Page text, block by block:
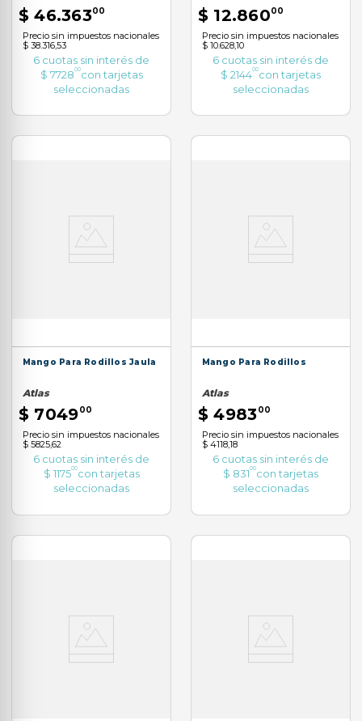
$ 46.36300
Precio sin impuestos nacionales
$ 38.316,53
6 cuotas sin interés de
$ 772800con tarjetas
seleccionadas
$ 12.86000
Precio sin impuestos nacionales
$ 10.628,10
6 cuotas sin interés de
$ 214400con tarjetas
seleccionadas
Mango Para Rodillos Jaula
Atlas
$ 704900
Precio sin impuestos nacionales
$ 5825,62
6 cuotas sin interés de
$ 117500con tarjetas
seleccionadas
Mango Para Rodillos
Atlas
$ 498300
Precio sin impuestos nacionales
$ 4118,18
6 cuotas sin interés de
$ 83100con tarjetas
seleccionadas